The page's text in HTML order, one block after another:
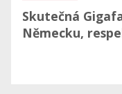
Skutečná
Německu,